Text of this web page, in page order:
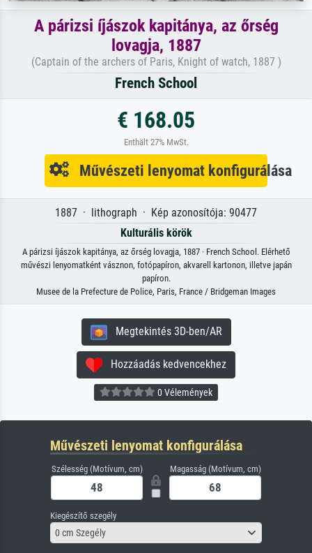
A párizsi íjászok kapitánya, az őrség
lovagja, 1887
(Captain of the archers of Paris, Knight of watch, 1887 )
French School
€ 168.05
Enthält 27% MwSt.
Művészeti lenyomat konfigurálása
1887 · lithograph · Kép azonosítója: 90477
Kulturális körök
A párizsi íjászok kapitánya, az őrség lovagja, 1887 · French School. Elérhető
művészi lenyomatként vásznon, fotópapíron, akvarell kartonon, illetve japán
papíron.
Musee de la Prefecture de Police, Paris, France / Bridgeman Images
Megtekintés 3D-ben/AR
Hozzáadás kedvencekhez
0 Vélemények
Művészeti lenyomat konfigurálása
Szélesség (Motívum, cm) Magasság (Motívum, cm)
Kiegészítő szegély
0 cm Szegély